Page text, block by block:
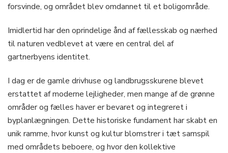
forsvinde, og området blev omdannet til et boligområde.
Imidlertid har den oprindelige ånd af fællesskab og nærhed
til naturen vedblevet at være en central del af
gartnerbyens identitet.
I dag er de gamle drivhuse og landbrugsskurene blevet
erstattet af moderne lejligheder, men mange af de grønne
områder og fælles haver er bevaret og integreret i
byplanlægningen. Dette historiske fundament har skabt en
unik ramme, hvor kunst og kultur blomstrer i tæt samspil
med områdets beboere, og hvor den kollektive